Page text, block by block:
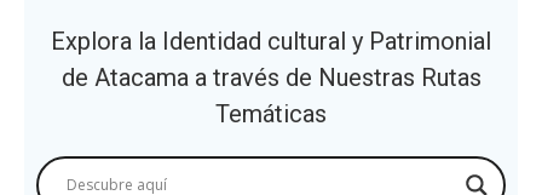
Explora la Identidad cultural y Patrimonial
de Atacama a través de Nuestras Rutas
Temáticas